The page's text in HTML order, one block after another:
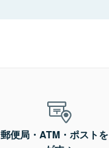
郵便局・ATM・ポスト